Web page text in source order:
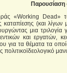
«Working Dead»
καταπίεσης (και
μια τριλογία
και εργατών,
για τα θέματα τα
πολιτικοϊδεολογικό